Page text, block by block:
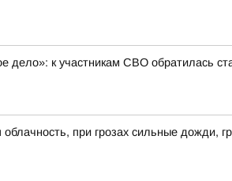
дело»: к участникам СВО обратилась
при грозах сильные дожди,